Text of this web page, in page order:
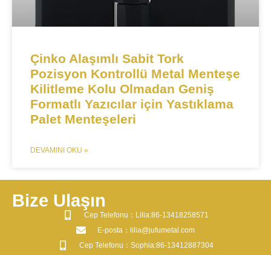
​​​​​Çinko Alaşımlı Sabit Tork
Pozisyon Kontrollü Metal Menteşe
Kilitleme Kolu Olmadan Geniş
Formatlı Yazıcılar için Yastıklama
Palet Menteşeleri
DEVAMINI OKU »
Bize Ulaşın
​Cep Telefonu：Lilia:86-13418258571
​E-posta​：lilia@jufumetal.com
​Cep Telefonu：Sophia:86-13412887304